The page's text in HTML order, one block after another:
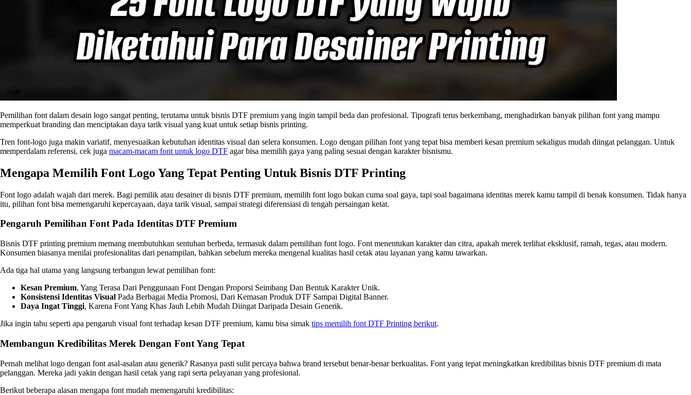
Pemilihan font dalam desain logo sangat penting, terutama untuk bisnis DTF premium yang ingin tampil beda dan profesional. Tipografi terus berkembang, menghadirkan banyak pilihan font yang mampu
memperkuat branding dan menciptakan daya tarik visual yang kuat untuk setiap bisnis printing.
Tren font-logo juga makin variatif, menyesuaikan kebutuhan identitas visual dan selera konsumen. Logo dengan pilihan font yang tepat bisa memberi kesan premium sekaligus mudah diingat pelanggan. Untuk
memperdalam referensi, cek juga macam-macam font untuk logo DTF agar bisa memilih gaya yang paling sesuai dengan karakter bisnismu.
Mengapa Memilih Font Logo Yang Tepat Penting Untuk Bisnis DTF Printing
Font logo adalah wajah dari merek. Bagi pemilik atau desainer di bisnis DTF premium, memilih font logo bukan cuma soal gaya, tapi soal bagaimana identitas merek kamu tampil di benak konsumen. Tidak hanya
itu, pilihan font bisa memengaruhi kepercayaan, daya tarik visual, sampai strategi diferensiasi di tengah persaingan ketat.
Pengaruh Pemilihan Font Pada Identitas DTF Premium
Bisnis DTF printing premium memang membutuhkan sentuhan berbeda, termasuk dalam pemilihan font logo. Font menentukan karakter dan citra, apakah merek terlihat eksklusif, ramah, tegas, atau modern.
Konsumen biasanya menilai profesionalitas dari penampilan, bahkan sebelum mereka mengenal kualitas hasil cetak atau layanan yang kamu tawarkan.
Ada tiga hal utama yang langsung terbangun lewat pemilihan font:
Kesan Premium, Yang Terasa Dari Penggunaan Font Dengan Proporsi Seimbang Dan Bentuk Karakter Unik.
Konsistensi Identitas Visual Pada Berbagai Media Promosi, Dari Kemasan Produk DTF Sampai Digital Banner.
Daya Ingat Tinggi, Karena Font Yang Khas Jauh Lebih Mudah Diingat Daripada Desain Generik.
Jika ingin tahu seperti apa pengaruh visual font terhadap kesan DTF premium, kamu bisa simak tips memilih font DTF Printing berikut.
Membangun Kredibilitas Merek Dengan Font Yang Tepat
Pernah melihat logo dengan font asal-asalan atau generik? Rasanya pasti sulit percaya bahwa brand tersebut benar-benar berkualitas. Font yang tepat meningkatkan kredibilitas bisnis DTF premium di mata
pelanggan. Mereka jadi yakin dengan hasil cetak yang rapi serta pelayanan yang profesional.
Berikut beberapa alasan mengapa font mudah memengaruhi kredibilitas: